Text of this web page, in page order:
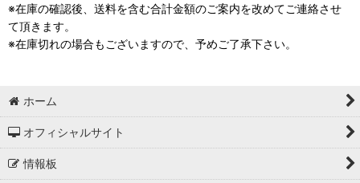
※在庫の確認後、送料を含む合計金額のご案内を改めてご連絡させ
て頂きます。
※在庫切れの場合もございますので、予めご了承下さい。
ホーム
オフィシャルサイト
情報板